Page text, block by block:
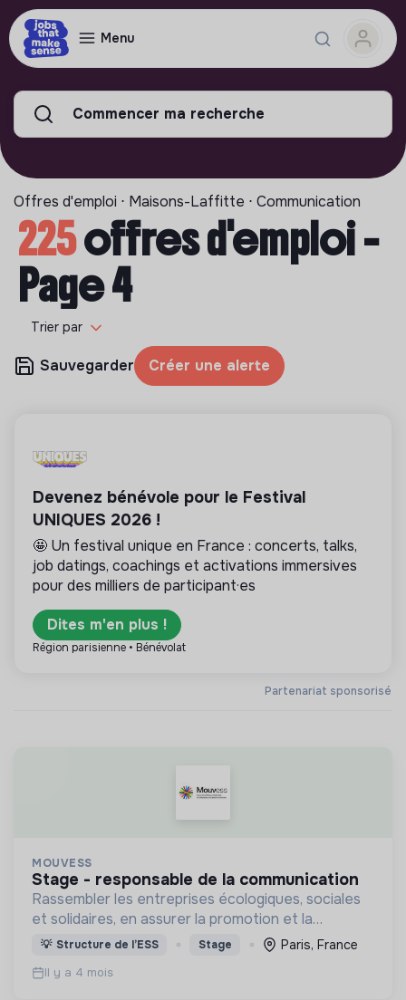
Menu
Commencer ma recherche
Offres d'emploi ⋅ Maisons-Laffitte ⋅ Communication
225offres d'emploi -
Page 4
Trier par
Sauvegarder Créer une alerte
Partenariat sponsorisé
Devenez bénévole pour le Festival
UNIQUES 2026 !
🤩 Un festival unique en France : concerts, talks,
job datings, coachings et activations immersives
pour des milliers de participant·es
Dites m'en plus !
Région parisienne • Bénévolat
MOUVESS
stage - responsable de la communication
Rassembler les entreprises écologiques, sociales
et solidaires, en assurer la promotion et la
représentation auprès des pouvoirs publics et de
communauté.
💡 Structure de l’ESS Stage Paris, France
Il y a 4 mois